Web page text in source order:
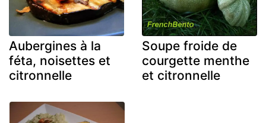
Aubergines à la
féta, noisettes et
citronnelle
Soupe froide de
courgette menthe
et citronnelle